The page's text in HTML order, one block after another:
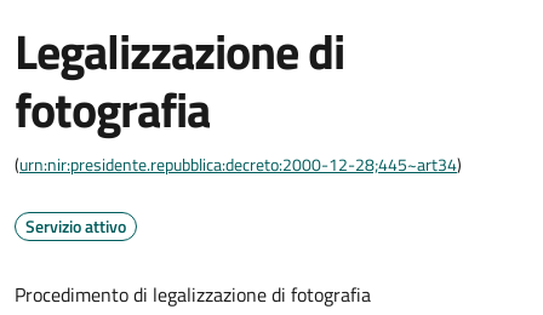
Legalizzazione di
fotografia
(urn:nir:presidente.repubblica:decreto:2000-12-28;445~art34)
Servizio attivo
Procedimento di legalizzazione di fotografia